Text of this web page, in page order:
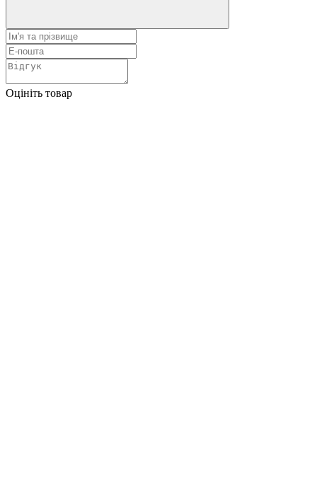
Оцініть товар